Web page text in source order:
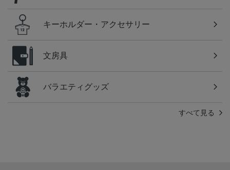
キーホルダー・アクセサリー
文房具
バラエティグッズ
すべて見る